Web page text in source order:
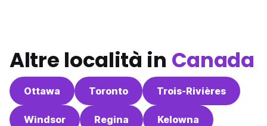
Altre località in Canada
Ottawa Toronto Trois-Rivières
Windsor Regina Kelowna